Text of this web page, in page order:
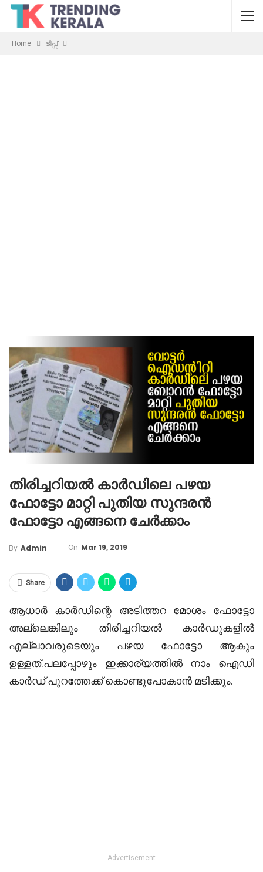
Home ടിപ്സ്
തിരിച്ചറിയല്‍ കാര്‍ഡിലെ പഴയ
ഫോട്ടോ മാറ്റി പുതിയ സുന്ദരന്‍
ഫോട്ടോ എങ്ങനെ ചേർക്കാം
By Admin On Mar 19, 2019
Share
ആധാർ കാർഡിന്റെ അടിത്തറ മോശം ഫോട്ടോ
അല്ലെങ്കിലും തിരിച്ചറിയൽ കാർഡുകളിൽ
എല്ലാവരുടെയും പഴയ ഫോട്ടോ ആകും
ഉള്ളത്.പലപ്പോഴും ഇക്കാര്യത്തിൽ നാം ഐഡി
കാർഡ് പുറത്തേക്ക് കൊണ്ടുപോകാൻ മടിക്കും.
Advertisement